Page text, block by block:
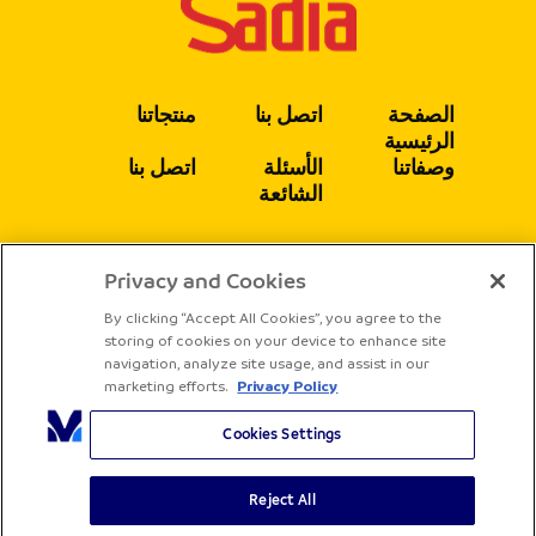
الصفحة
الرئيسية
وصفاتنا
اتصل بنا
الأسئلة
الشائعة
منتجاتنا
اتصل بنا
يتبع
جميع الحقوق محفوظة لشركة ساديا
الشروط والأحكام
سياسة الخصوصية
Privacy and Cookies
By clicking “Accept All Cookies”, you agree to the
storing of cookies on your device to enhance site
navigation, analyze site usage, and assist in our
marketing efforts. Privacy Policy
Cookies Settings
Reject All